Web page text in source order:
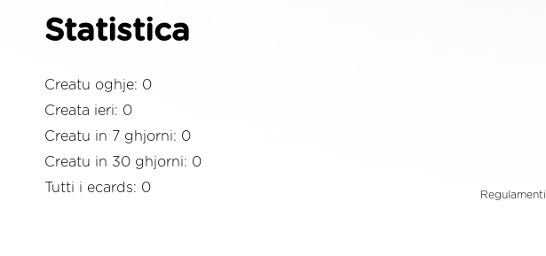
Statistica
Creatu oghje: 0
Creata ieri: 0
Creatu in 7 ghjorni: 0
Creatu in 30 ghjorni: 0
Tutti i ecards: 0
Regulamenti